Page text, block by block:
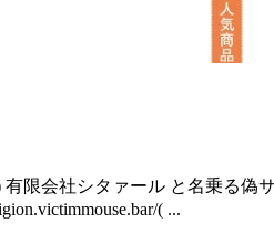
限会社シタァール と名乗る偽
( ...